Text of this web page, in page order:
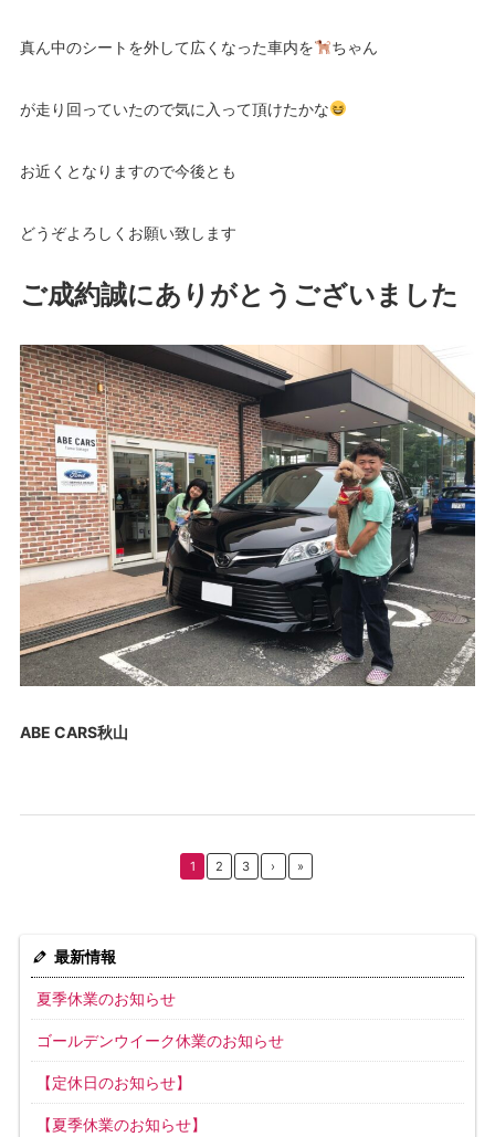
真ん中のシートを外して広くなった車内を ちゃん
が走り回っていたので気に入って頂けたかな
お近くとなりますので今後とも
どうぞよろしくお願い致します
ご成約誠にありがとうございました
ABE CARS秋山
1 2 3 › »
最新情報
夏季休業のお知らせ
ゴールデンウイーク休業のお知らせ
【定休日のお知らせ】
【夏季休業のお知らせ】